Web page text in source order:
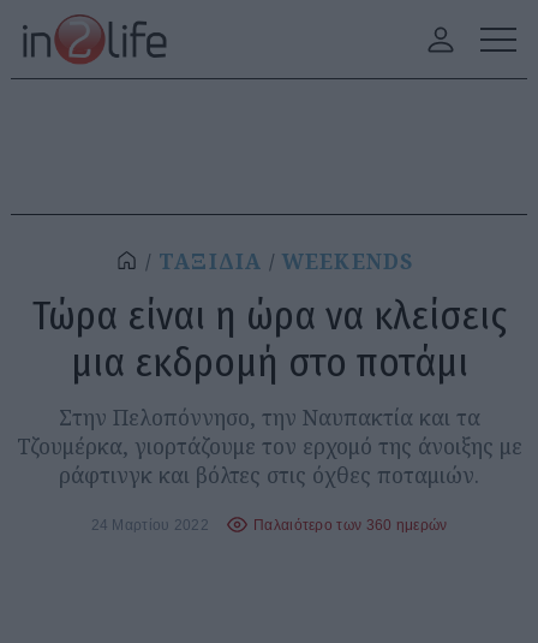
ΤΑΞΙΔΙΑ WEEKENDS
Τώρα είναι η ώρα να κλείσεις
μια εκδρομή στο ποτάμι
Στην Πελοπόννησο, την Ναυπακτία και τα
Τζουμέρκα, γιορτάζουμε τον ερχομό της άνοιξης με
ράφτινγκ και βόλτες στις όχθες ποταμιών.
24 Μαρτίου 2022 Παλαιότερο των 360 ημερών